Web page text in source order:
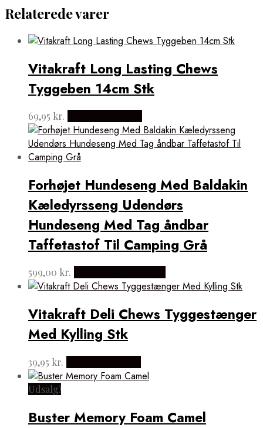
Relaterede varer
Vitakraft Long Lasting Chews
Tyggeben 14cm Stk
69,95 kr.
Forhøjet Hundeseng Med Baldakin
Kæledyrsseng Udendørs
Hundeseng Med Tag åndbar
Taffetastof Til Camping Grå
599,00 kr.
Vitakraft Deli Chews Tyggestænger
Med Kylling Stk
39,95 kr.
Udsalg!
Buster Memory Foam Camel